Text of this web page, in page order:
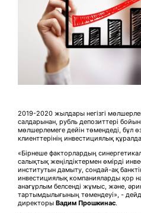
2019-2020 жылдары негізгі
салдарынан, рубль депозиттері
мөлшерлемеге дейін төмендеді, бұл
клиенттерінің инвестициялық
«Бірнеше факторлардың
салықтық жеңілдіктермен өмірді
институтын дамыту, сондай-ақ
инвестициялық компанияларды қор
анағұрлым белсенді жұмыс, және,
тартымдылығының төмендеуі», -
директоры Вадим Прошкинас.